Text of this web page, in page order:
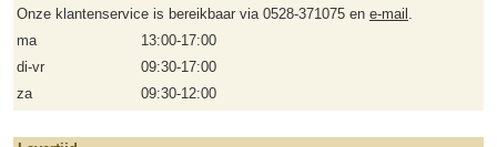
Onze klantenservice is bereikbaar via 0528-371075 en e-mail .
ma
13:00-17:00
di-vr
09:30-17:00
za
09:30-12:00